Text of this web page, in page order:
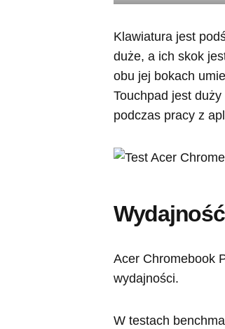
Klawiatura jest
duże, a ich skok
obu jej bokach
Touchpad jest
podczas pracy z
Acer Chromebook
wydajności.
W testach